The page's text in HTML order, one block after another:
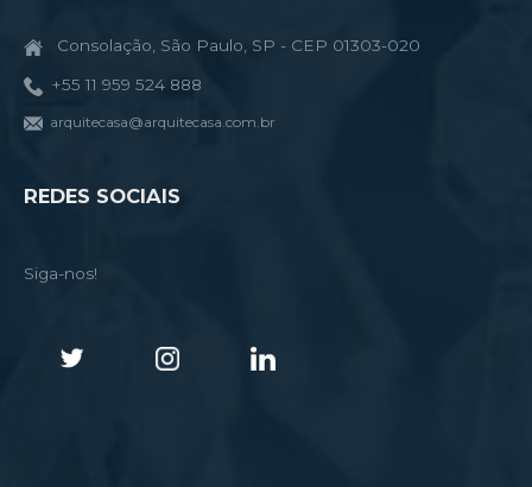
Consolação, São Paulo, SP - CEP 01303-020
+55 11 959 524 888
arquitecasa@arquitecasa.com.br
REDES SOCIAIS
Siga-nos!